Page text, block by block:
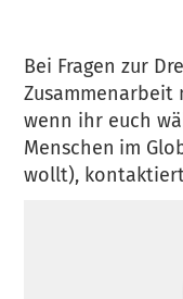
Bei Fragen zur
wenn ihr euch
Menschen im
wollt),